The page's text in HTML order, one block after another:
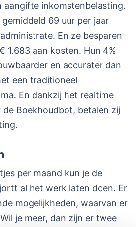
aangifte inkomstenbelasting.
69 uur per jaar
En ze besparen
1.683 aan kosten. Hun 4%
en accurater dan
een traditioneel
En dankzij het realtime
de Boekhoudbot, betalen zij
per maand kun je de
al het werk laten doen. Er
mogelijkheden, waarvan er
je meer, dan zijn er twee